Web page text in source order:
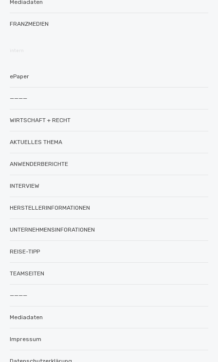
Mediadaten
FRANZMED!EN
intern
ePaper
————
WIRTSCHAFT + RECHT
AKTUELLES THEMA
ANWENDERBERICHTE
INTERVIEW
HERSTELLERINFORMATIONEN
UNTERNEHMENSINFORATIONEN
REISE-TIPP
TEAMSEITEN
————
Mediadaten
Impressum